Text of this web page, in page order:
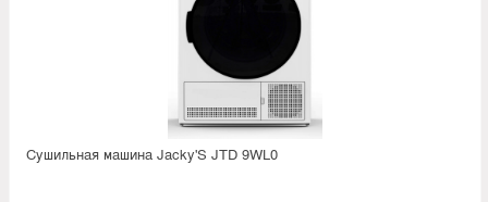
Сушильная машина Jacky'S JTD 9WL0